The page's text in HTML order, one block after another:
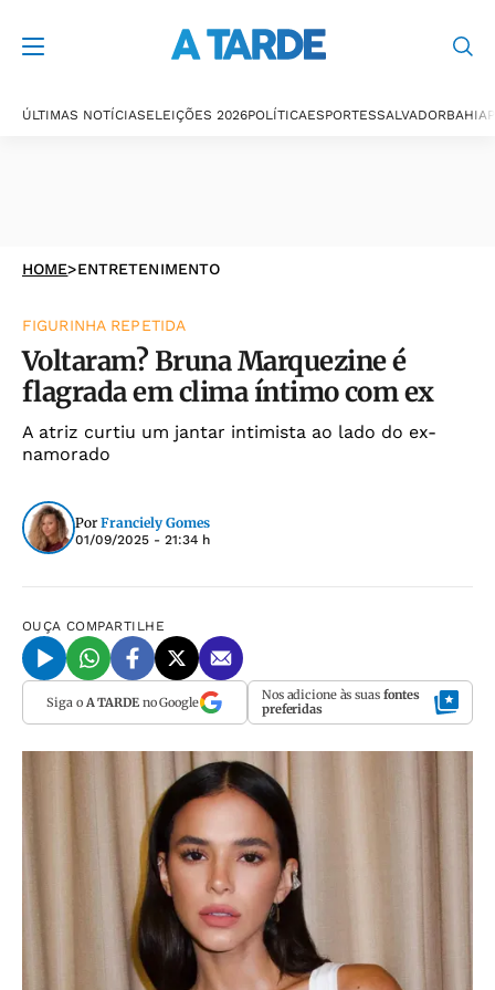
ÚLTIMAS NOTÍCIASELEIÇÕES 2026POLÍTICAESPORTESSALVADORBAHIA
HOME>ENTRETENIMENTO
FIGURINHA REPETIDA
Voltaram? Bruna Marquezine é
flagrada em clima íntimo com ex
A atriz curtiu um jantar intimista ao lado do ex-
namorado
Por Franciely Gomes
01/09/2025 - 21:34 h
OUÇA COMPARTILHE
Siga o A TARDEno Google Nos adicione às suas fontes
preferidas